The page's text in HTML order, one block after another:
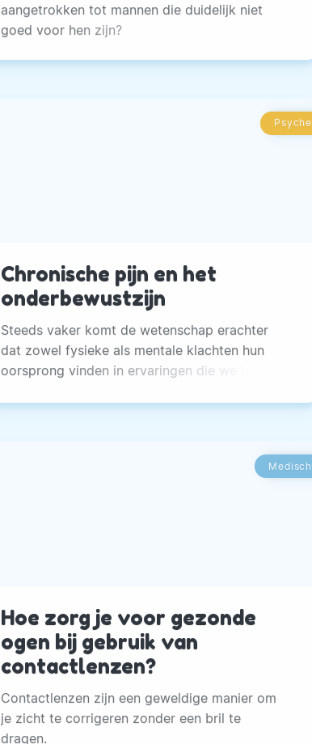
aangetrokken tot mannen die duidelijk niet
goed voor hen zijn?
Psyche
Chronische pijn en het
onderbewustzijn
Steeds vaker komt de wetenschap erachter
dat zowel fysieke als mentale klachten hun
oorsprong vinden in ervaringen die we hebben
Medisch
Hoe zorg je voor gezonde
ogen bij gebruik van
contactlenzen?
Contactlenzen zijn een geweldige manier om
je zicht te corrigeren zonder een bril te
dragen.